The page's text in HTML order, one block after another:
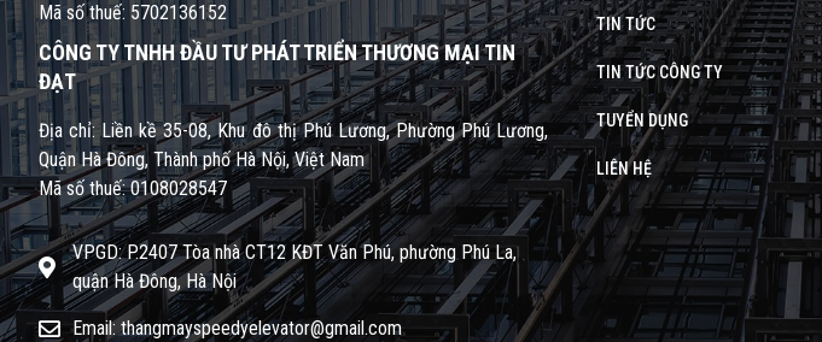
Mã số thuế: 5702136152
CÔNG TY TNHH ĐẦU TƯ PHÁT TRIỂN THƯƠNG MẠI TIN
ĐẠT
Địa chỉ: Liền kề 35-08, Khu đô thị Phú Lương, Phường Phú Lương,
Quận Hà Đông, Thành phố Hà Nội, Việt Nam
Mã số thuế: 0108028547
VPGD: P.2407 Tòa nhà CT12 KĐT Văn Phú, phường Phú La,
quận Hà Đông, Hà Nội
Email: thangmayspeedyelevator@gmail.com
TIN TỨC
TIN TỨC CÔNG TY
TUYỂN DỤNG
LIÊN HỆ